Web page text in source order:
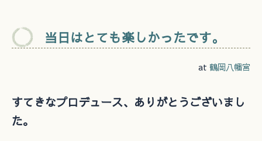
当日はとても楽しかったです。
at 鶴岡八幡宮
すてきなプロデュース、ありがとうございまし
た。